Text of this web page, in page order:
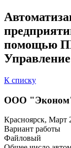
помощью
К списку
ООО
Красноярск, Март
Вариант работы
Файловый